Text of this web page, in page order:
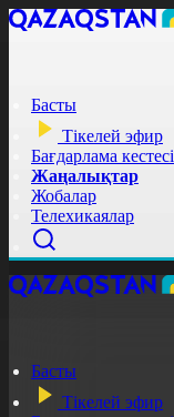
Басты
Тікелей эфир
Бағдарлама кестесі
Жаңалықтар
Жобалар
Телехикаялар
Басты
Тікелей эфир